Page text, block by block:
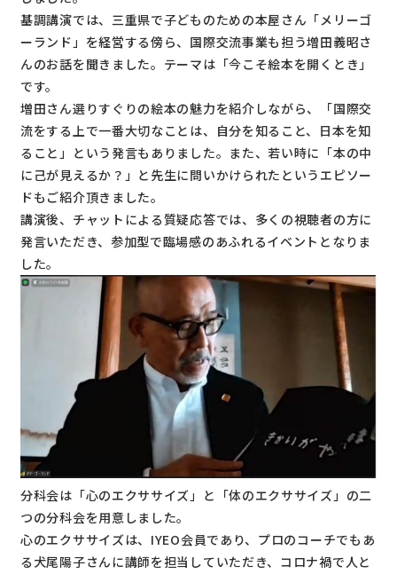
基調講演では、三重県で子どものための本屋さん「メリーゴ
ーランド」を経営する傍ら、国際交流事業も担う増田義昭さ
んのお話を聞きました。テーマは「今こそ絵本を開くとき」
です。
増田さん選りすぐりの絵本の魅力を紹介しながら、「国際交
流をする上で一番大切なことは、自分を知ること、日本を知
ること」という発言もありました。また、若い時に「本の中
に己が見えるか？」と先生に問いかけられたというエピソー
ドもご紹介頂きました。
講演後、チャットによる質疑応答では、多くの視聴者の方に
発言いただき、参加型で臨場感のあふれるイベントとなりま
した。
分科会は「心のエクササイズ」と「体のエクササイズ」の二
つの分科会を用意しました。
心のエクササイズは、IYEO会員であり、プロのコーチでもあ
る犬尾陽子さんに講師を担当していただき、コロナ禍で人と